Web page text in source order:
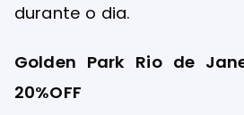
durante o dia.
Golden Park Rio de
20%OFF